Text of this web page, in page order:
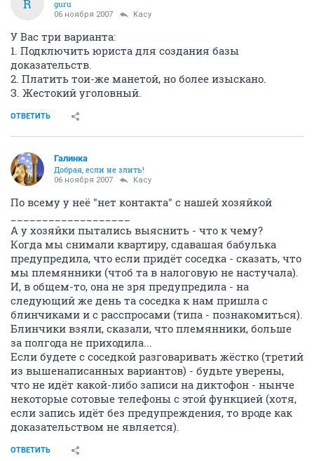
R
guru
06 ноября 2007 Kacy
У Вас три варианта:
1. Подключить юриста для создания базы
доказательств.
2. Платить тои-же манетой, но более изыскано.
З. Жестокий уголовный.
ОТВЕТИТЬ
Галинка
Добрая, если не злить!
06 ноября 2007 Kacy
По всему у неё "нет контакта" с нашей хозяйкой
А у хозяйки пытались выяснить - что к чему?
Когда мы снимали квартиру, сдавашая бабулька
предупредила, что если придёт соседка - сказать, что
мы племянники (чтоб та в налоговую не настучала).
И, в общем-то, она не зря предупредила - на
следующий же день та соседка к нам пришла с
блинчиками и с расспросами (типа - познакомиться).
Блинчики взяли, сказали, что племянники, больше
за полгода не приходила...
Если будете с соседкой разговаривать жёстко (третий
из вышенаписанных вариантов) - будьте уверены,
что не идёт какой-либо записи на диктофон - нынче
некоторые сотовые телефоны с этой функцией (хотя,
если запись идёт без предупреждения, то вроде как
доказательством не является).
ОТВЕТИТЬ